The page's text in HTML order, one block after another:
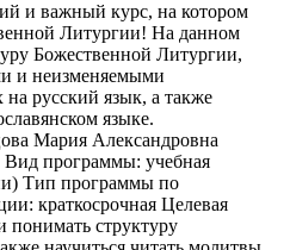
и важный курс, на котором
Литургии! На данном
Божественной Литургии,
и неизменяемыми
русский язык, а также
языке.
Мария Александровна
программы: учебная
Тип программы по
краткосрочная Целевая
понимать структуру